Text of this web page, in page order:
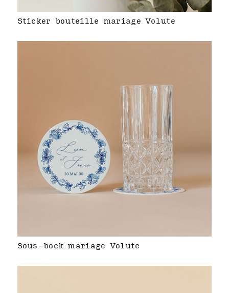
Sticker bouteille mariage Volute
Sous-bock mariage Volute